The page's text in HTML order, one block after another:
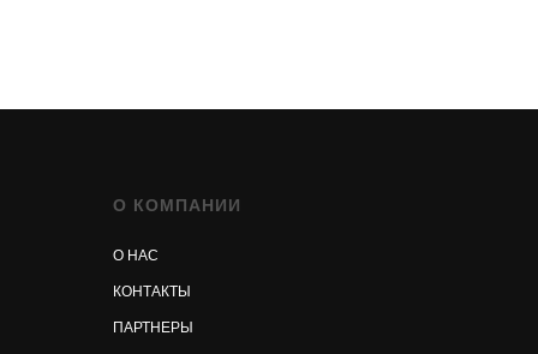
О КОМПАНИИ
О НАС
КОНТАКТЫ
ПАРТНЕРЫ